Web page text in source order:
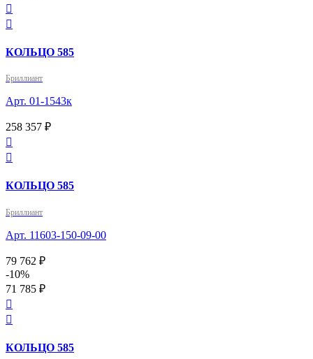


КОЛЬЦО 585
Бриллиант
Арт. 01-1543к
258 357 ₽


КОЛЬЦО 585
Бриллиант
Арт. 11603-150-09-00
79 762 ₽
-10%
71 785 ₽


КОЛЬЦО 585